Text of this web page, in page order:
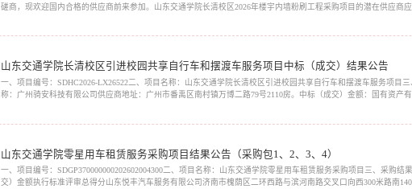
磋商，现欢迎国内合格的供应商前来参加。山东交通学院长清校区2026年楼宇内墙粉刷工程采购项目的潜在供应商
山东交通学院长清校区引进校园共享自行车和摆渡车服务项目中标（成交）结果公告
一、项目编号：SDHC2026-LX26522二、项目名称：山东交通学院长清校区引进校园共享自行车和摆渡车服务项目
称：广州骑安科技有限公司供应商地址：广州市番禹区南村镇万博二路79号2110房。中标（成交）金额：国有资产
山东交通学院零星用车租赁服务采购项目结果公告（采购包1、2、3、4）
一、项目编号：SDGP370000000202602004300二、项目名称：山东交通学院零星用车租赁服务采购项目三、采购
交）金额执行标准评审总得分山东悦丰汽车服务有限公司济南市槐荫区二环西路与滨河南路交叉口向西300米路南